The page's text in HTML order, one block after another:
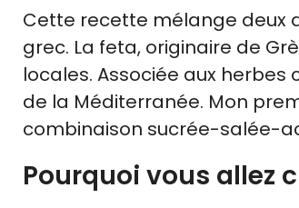
Cette recette mélange deux
grec. La feta, originaire de
locales. Associée aux
de la Méditerranée. Mon
combinaison sucrée-salée-
Pourquoi vous allez